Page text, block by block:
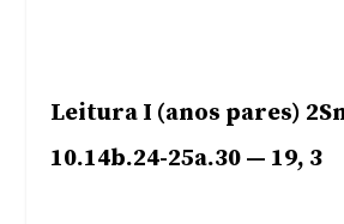
Leitura I (anos pares)
10.14b.24-25a.30 — 19, 3